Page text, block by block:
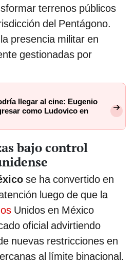
terrenos públicos
del Pentágono.
presencia militar en
gestionadas por
llegar al cine: Eugenio
como Ludovico en
bajo control
se ha convertido en
luego de que la
Unidos en México
oficial advirtiendo
nuevas restricciones en
al límite binacional.